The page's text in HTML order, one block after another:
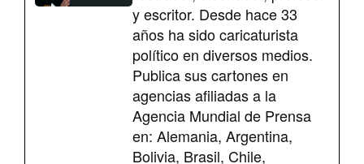
y escritor. Desde hace 33
años ha sido caricaturista
político en diversos medios.
Publica sus cartones en
agencias afiliadas a la
Agencia Mundial de Prensa
en: Alemania, Argentina,
Bolivia, Brasil, Chile,